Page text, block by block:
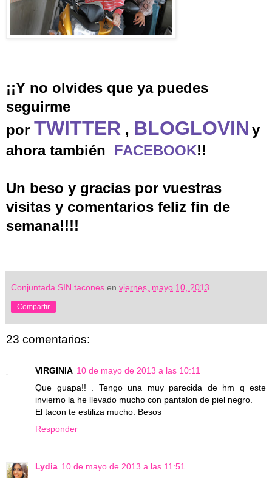
¡¡Y no olvides que ya puedes
seguirme
por TWITTER , BLOGLOVIN y
ahora también FACEBOOK!!
Un beso y gracias por vuestras
visitas y comentarios feliz fin de
semana!!!!
Conjuntada SIN tacones en viernes, mayo 10, 2013
Compartir
23 comentarios:
VIRGINIA 10 de mayo de 2013 a las 10:11
Que guapa!! . Tengo una muy parecida de hm q este
invierno la he llevado mucho con pantalon de piel negro.
El tacon te estiliza mucho. Besos
Responder
Lydia 10 de mayo de 2013 a las 11:51